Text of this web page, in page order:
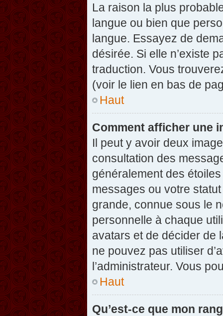
La raison la plus
langue ou bien que
langue. Essayez de
désirée. Si elle n’existe
traduction. Vous
(voir le lien en bas de
Haut
Comment afficher une
Il peut y avoir deux
consultation des
généralement des
messages ou votre
grande, connue sous le
personnelle à chaque
avatars et de décider de
ne pouvez pas utiliser
l’administrateur. Vous
Haut
Qu’est-ce que mon